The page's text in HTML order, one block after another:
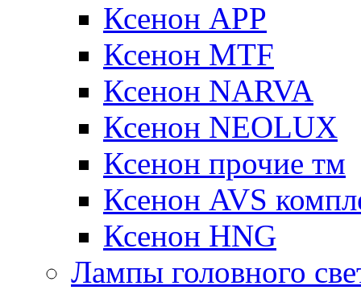
Ксенон APP
Ксенон MTF
Ксенон NARVA
Ксенон NEOLUX
Ксенон прочие тм
Ксенон AVS
Ксенон HNG
Лампы головного